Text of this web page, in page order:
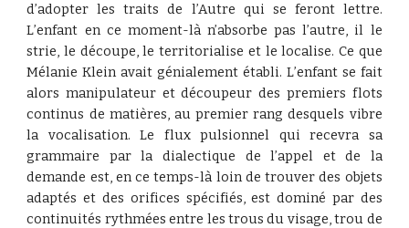
d’adopter les traits de l’Autre qui se feront lettre.
L’enfant en ce moment-là n’absorbe pas l’autre, il le
strie, le découpe, le territorialise et le localise. Ce que
Mélanie Klein avait génialement établi. L’enfant se fait
alors manipulateur et découpeur des premiers flots
continus de matières, au premier rang desquels vibre
la vocalisation. Le flux pulsionnel qui recevra sa
grammaire par la dialectique de l’appel et de la
demande est, en ce temps-là loin de trouver des objets
adaptés et des orifices spécifiés, est dominé par des
continuités rythmées entre les trous du visage, trou de